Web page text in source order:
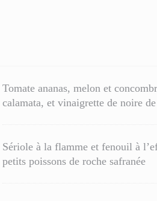
Tomate ananas, melon et
calamata, et vinaigrette de noire
Sériole à la flamme et fenouil à
petits poissons de roche safranée